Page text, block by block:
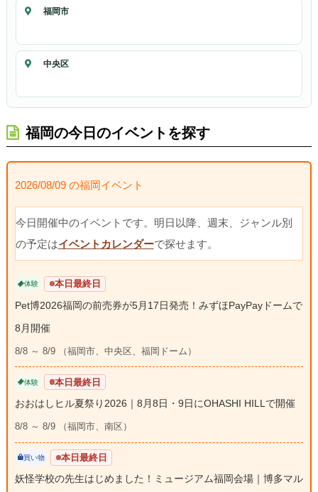
福岡市
中央区
福岡の今日のイベントを探す
2026/08/09 の福岡イベント
今日開催中のイベントです。明日以降、週末、ジャンル別
の予定はイベントカレンダーで探せます。
体験 本日最終日
Pet博2026福岡の前売券が5月17日発売！みずほPayPayドームで
8月開催
8/8 ～ 8/9 （福岡市、中央区、福岡ドーム）
体験 本日最終日
おおはしヒル夏祭り2026｜8月8日・9日にOHASHI HILLで開催
8/8 ～ 8/9 （福岡市、南区）
買い物 本日最終日
妖怪学校の先生はじめました！ミュージアム福岡会場｜博多マル